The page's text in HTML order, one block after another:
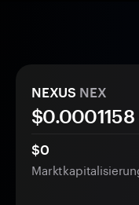
NEXUS NEX
$0.0001158
$0